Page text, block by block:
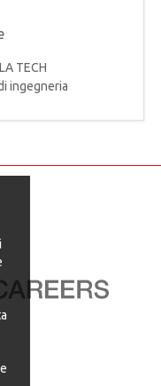
TECH
ingegneria
per
siamo
e